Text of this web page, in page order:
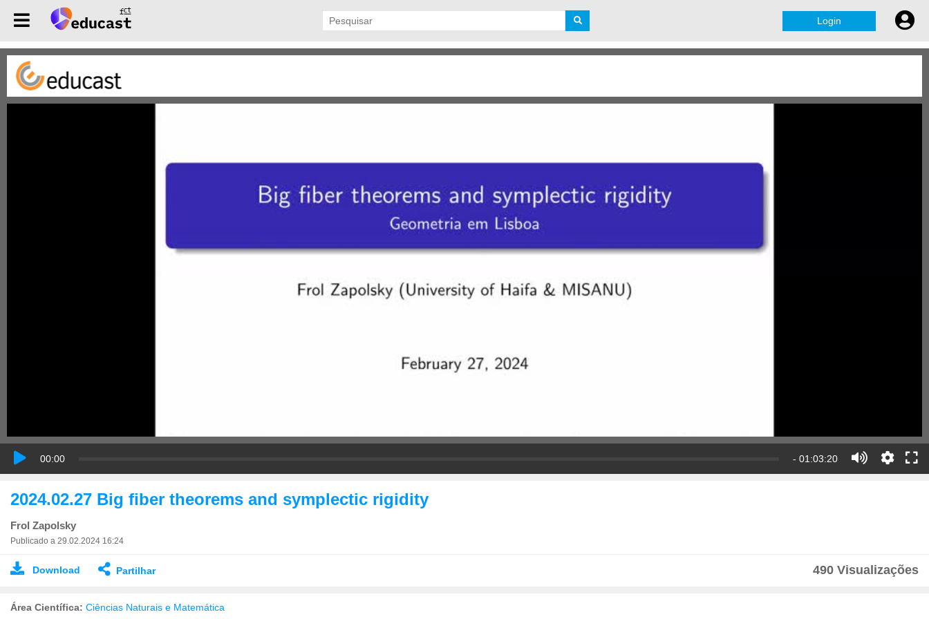
Login
00:00 - 01:03:20
2024.02.27 Big fiber theorems and symplectic rigidity
Frol Zapolsky
Publicado a 29.02.2024 16:24
Download Partilhar 490 Visualizações
Área Científica: Ciências Naturais e Matemática